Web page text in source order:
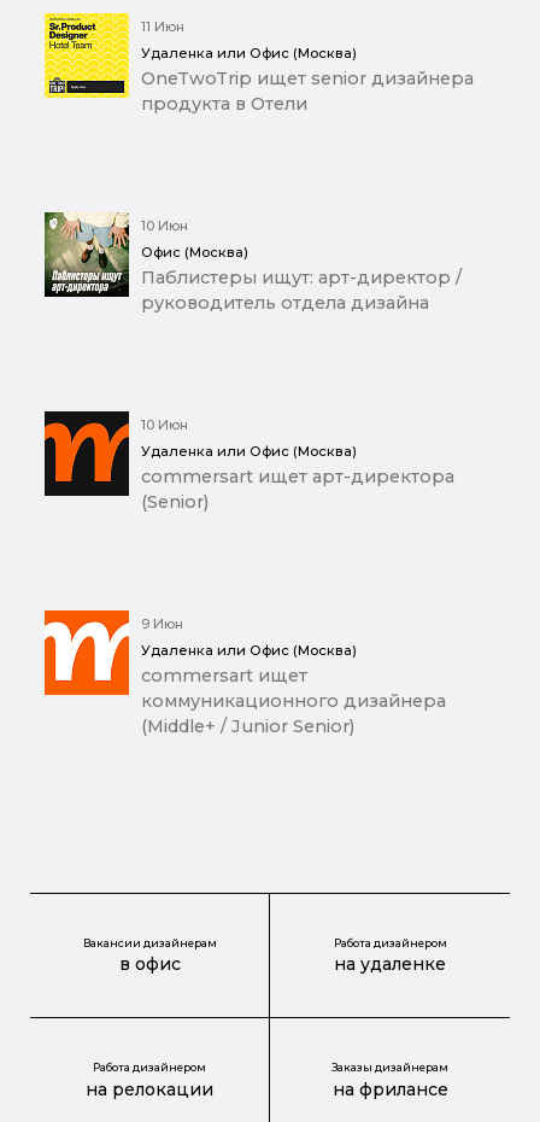
11 Июн
Удаленка или Офис (Москва)
OneTwoTrip ищет senior дизайнера
продукта в Отели
10 Июн
Офис (Москва)
Паблистеры ищут: арт-директор /
руководитель отдела дизайна
10 Июн
Удаленка или Офис (Москва)
commersart ищет арт-директора
(Senior)
9 Июн
Удаленка или Офис (Москва)
commersart ищет
коммуникационного дизайнера
(Middle+ / Junior Senior)
Вакансии дизайнерам
в офис
Работа дизайнером
на удаленке
Работа дизайнером
на релокации
Заказы дизайнерам
на фрилансе